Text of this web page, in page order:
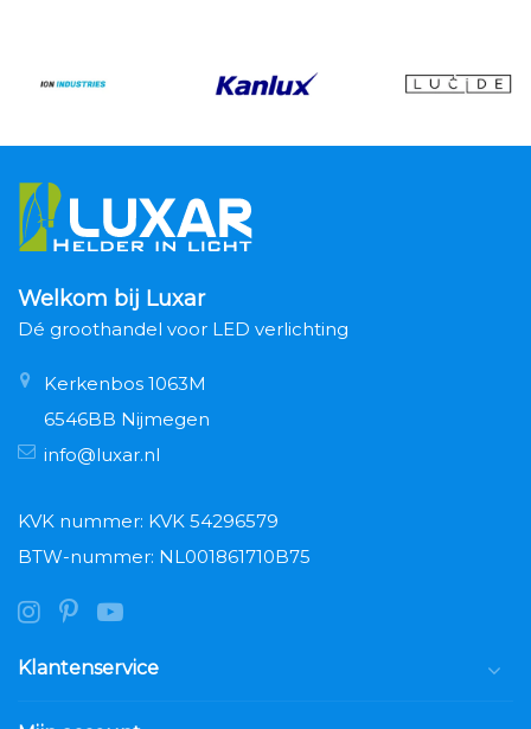
Welkom bij Luxar
Dé groothandel voor LED verlichting
Kerkenbos 1063M
6546BB Nijmegen
info@luxar.nl
KVK nummer: KVK 54296579
BTW-nummer: NL001861710B75
Klantenservice